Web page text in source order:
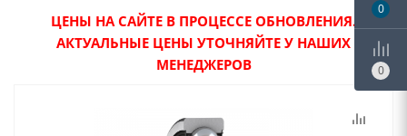
ЦЕНЫ НА САЙТЕ В ПРОЦЕССЕ ОБНОВЛЕНИЯ.
АКТУАЛЬНЫЕ ЦЕНЫ УТОЧНЯЙТЕ У НАШИХ
МЕНЕДЖЕРОВ
0
0